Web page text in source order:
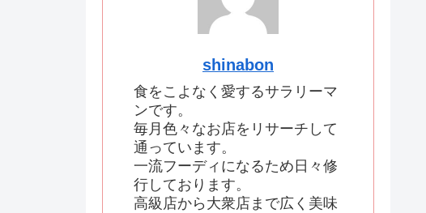
shinabon
食をこよなく愛するサラリーマ
ンです。
毎月色々なお店をリサーチして
通っています。
一流フーディになるため日々修
行しております。
高級店から大衆店まで広く美味